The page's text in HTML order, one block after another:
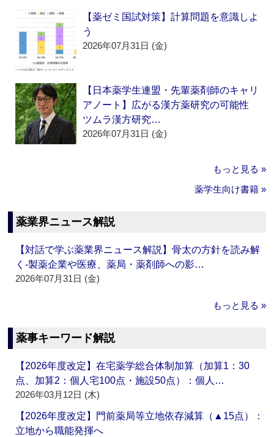
【薬ゼミ国試対策】計算問題を意識しよ
う
2026年07月31日 (金)
【日本薬学生連盟・先輩薬剤師のキャリ
アノート】広がる漢方薬研究の可能性
ツムラ漢方研究…
2026年07月31日 (金)
もっと見る »
薬学生向け書籍 »
薬業界ニュース解説
【対話で学ぶ薬業界ニュース解説】骨太の方針を読み解
く‐製薬企業や医療、薬局・薬剤師への影…
2026年07月31日 (金)
もっと見る »
薬事キーワード解説
【2026年度改定】在宅薬学総合体制加算（加算1：30
点、加算2：個人宅100点・施設50点）：個人…
2026年03月12日 (木)
【2026年度改定】門前薬局等立地依存減算（▲15点）：
立地から職能発揮へ